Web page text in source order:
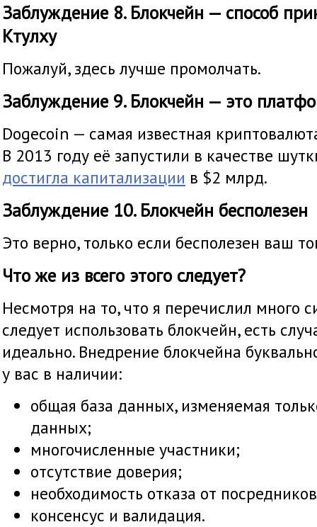
Заблуждение 8. Блокчейн — способ
Ктулху
Пожалуй, здесь лучше промолчать.
Заблуждение 9. Блокчейн — это
Dogecoin — самая известная
В 2013 году её запустили в качестве
достигла капитализации в $2 млрд.
Заблуждение 10. Блокчейн бесполезен
Это верно, только если бесполезен ваш
Что же из всего этого следует?
Несмотря на то, что я перечислил много
следует использовать блокчейн, есть
идеально. Внедрение блокчейна
у вас в наличии:
общая база данных, изменяемая
данных;
многочисленные участники;
отсутствие доверия;
необходимость отказа от
консенсус и валидация.